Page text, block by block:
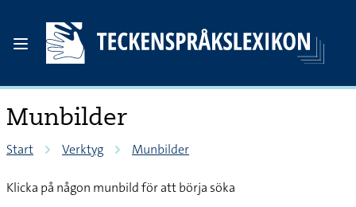
Munbilder
Start Verktyg Munbilder
Klicka på någon munbild för att börja söka